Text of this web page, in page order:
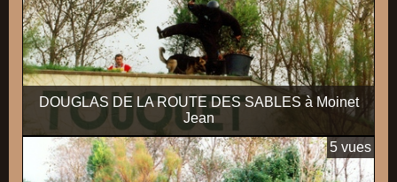
DOUGLAS DE LA ROUTE DES SABLES à Moinet
Jean
5 vues